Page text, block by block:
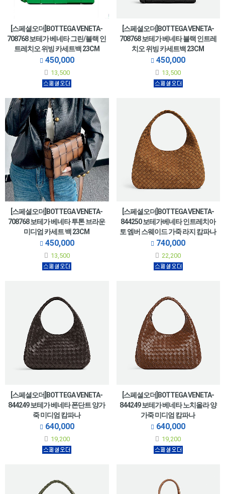
[스페셜오더]BOTTEGA VENETA-
708768 보테가 베네타 그린/블랙 인
트레치오 위빙 카세트백 23CM
450,000
13,500
[스페셜오더]BOTTEGA VENETA-
708768 보테가 베네타 블랙 인트레
치오 위빙 카세트백 23CM
450,000
13,500
[스페셜오더]BOTTEGA VENETA-
708768 보테가 베네타 투톤 브라운
미디엄 카세트 백 23CM
450,000
13,500
[스페셜오더]BOTTEGA VENETA-
844250 보테가베네타 인트레치아
토 엠버 스웨이드 가죽 라지 캄파나
740,000
22,200
[스페셜오더]BOTTEGA VENETA-
844249 보테가 베네타 폰단트 양가
죽 미디엄 캄파나
640,000
19,200
[스페셜오더]BOTTEGA VENETA-
844249 보테가 베네타 노치올라 양
가죽 미디엄 캄파나
640,000
19,200